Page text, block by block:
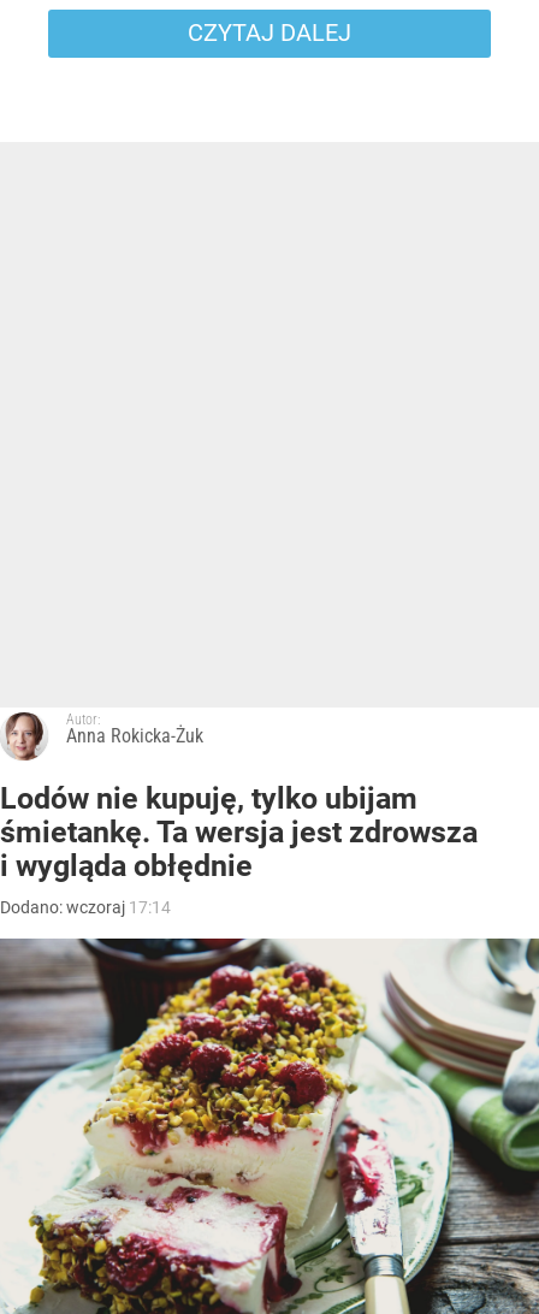
CZYTAJ DALEJ
Autor:
Anna Rokicka-Żuk
Lodów nie kupuję, tylko ubijam
śmietankę. Ta wersja jest zdrowsza
i wygląda obłędnie
Dodano:wczoraj 17:14